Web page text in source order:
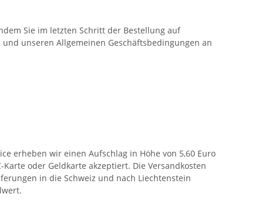
Sie im letzten Schritt der Bestellung auf
unseren Allgemeinen Geschäftsbedingungen an
erheben wir einen Aufschlag in Höhe von 5,60 Euro
oder Geldkarte akzeptiert. Die Versandkosten
in die Schweiz und nach Liechtenstein